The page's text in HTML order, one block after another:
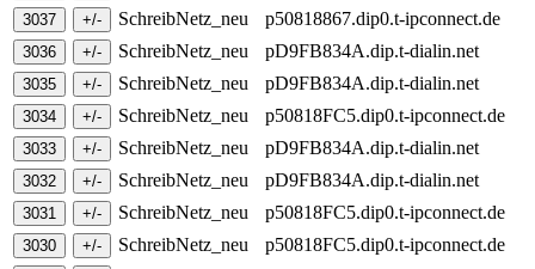
SchreibNetz_neu
p50818867.dip0.t-ipconnect.de
SchreibNetz_neu
pD9FB834A.dip.t-dialin.net
SchreibNetz_neu
pD9FB834A.dip.t-dialin.net
SchreibNetz_neu
p50818FC5.dip0.t-ipconnect.de
SchreibNetz_neu
pD9FB834A.dip.t-dialin.net
SchreibNetz_neu
pD9FB834A.dip.t-dialin.net
SchreibNetz_neu
p50818FC5.dip0.t-ipconnect.de
SchreibNetz_neu
p50818FC5.dip0.t-ipconnect.de